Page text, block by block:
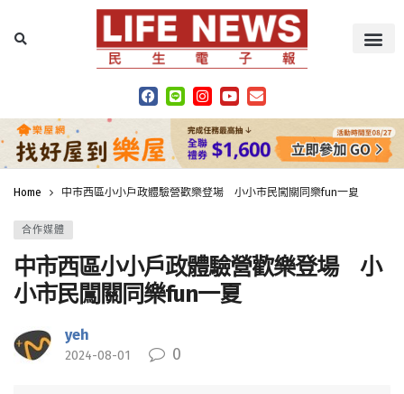
Home 中市西區小小戶政體驗營歡樂登場 小小市民闖關同樂fun一夏
合作媒體
中市西區小小戶政體驗營歡樂登場 小
小市民闖關同樂fun一夏
yeh
2024-08-01 0